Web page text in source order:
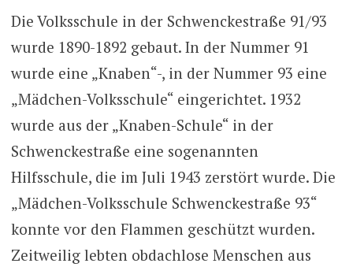
Die Volksschule in der Schwenckestraße 91/93
wurde 1890-1892 gebaut. In der Nummer 91
wurde eine „Knaben“-, in der Nummer 93 eine
„Mädchen-Volksschule“ eingerichtet. 1932
wurde aus der „Knaben-Schule“ in der
Schwenckestraße eine sogenannten
Hilfsschule, die im Juli 1943 zerstört wurde. Die
„Mädchen-Volksschule Schwenckestraße 93“
konnte vor den Flammen geschützt wurden.
Zeitweilig lebten obdachlose Menschen aus